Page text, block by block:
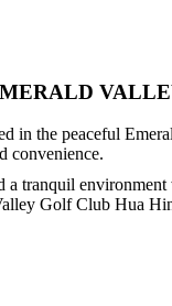
the peaceful
convenience.
Golf Club Hua